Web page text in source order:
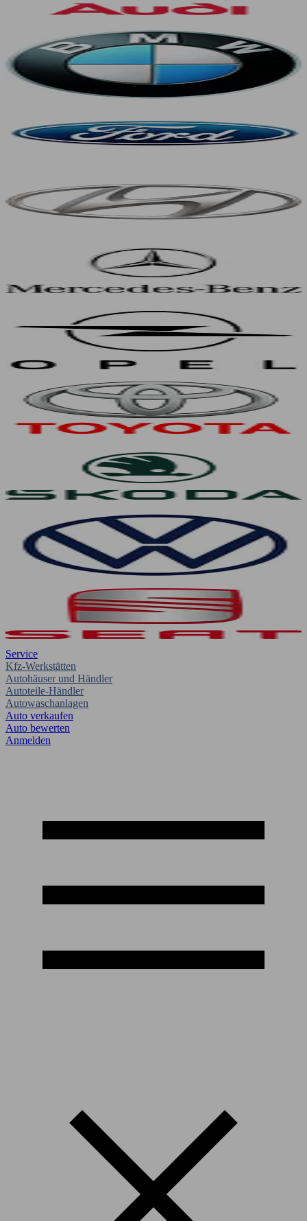
Service
Kfz-Werkstätten
Autohäuser und Händler
Autoteile-Händler
Autowaschanlagen
Auto verkaufen
Auto bewerten
Anmelden